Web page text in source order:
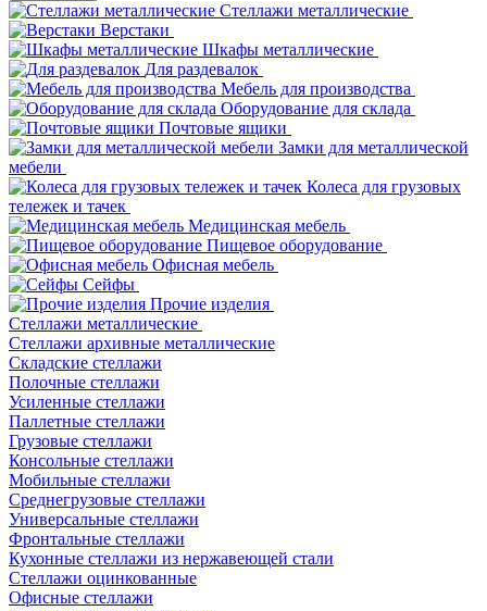
Стеллажи металлические
Верстаки
Шкафы металлические
Для раздевалок
Мебель для производства
Оборудование для склада
Почтовые ящики
Замки для металлической
мебели
Колеса для грузовых
тележек и тачек
Медицинская мебель
Пищевое оборудование
Офисная мебель
Сейфы
Прочие изделия
Стеллажи металлические
Cтеллажи архивные металлические
Складские стеллажи
Полочные стеллажи
Усиленные стеллажи
Паллетные стеллажи
Грузовые стеллажи
Консольные стеллажи
Мобильные стеллажи
Среднегрузовые стеллажи
Универсальные стеллажи
Фронтальные стеллажи
Кухонные стеллажи из нержавеющей стали
Стеллажи оцинкованные
Офисные стеллажи